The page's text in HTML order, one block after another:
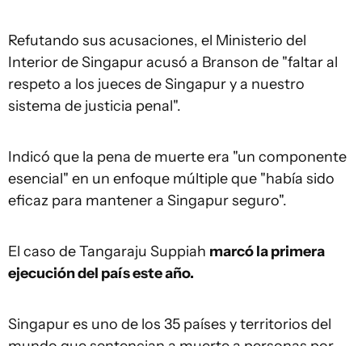
Refutando sus acusaciones, el Ministerio del
Interior de Singapur acusó a Branson de "faltar al
respeto a los jueces de Singapur y a nuestro
sistema de justicia penal".
Indicó que la pena de muerte era "un componente
esencial" en un enfoque múltiple que "había sido
eficaz para mantener a Singapur seguro".
El caso de Tangaraju Suppiah marcó la primera
ejecución del país este año.
Singapur es uno de los 35 países y territorios del